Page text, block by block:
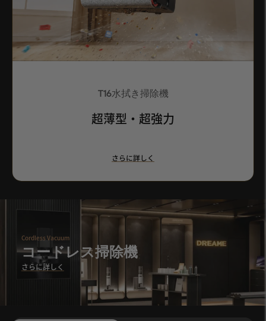
T16水拭き掃除機
超薄型・超強力
さらに詳しく
Cordless Vacuum
コードレス掃除機
さらに詳しく